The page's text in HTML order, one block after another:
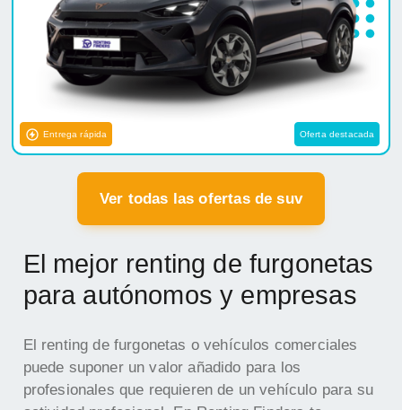
Ver todas las ofertas de suv
El mejor renting de furgonetas
para autónomos y empresas
El renting de furgonetas o vehículos comerciales
puede suponer un valor añadido para los
actividad profesional. En Renting Finders te
proporcionamos las mejores ofertas de furgonetas.
Ford TRANSIT COURIER
Kombi N1 1.5 EcoBlue TREND
Diésel
356 €